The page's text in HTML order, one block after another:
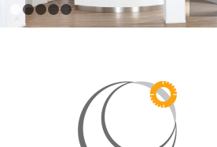
1 2 3 4 5